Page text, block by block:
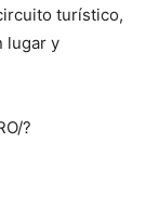
turístico,
lugar y
?